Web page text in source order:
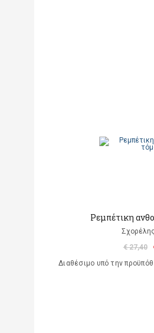
Ρεμπέτικη
€ 27,40
Διαθέσιμο υπό την